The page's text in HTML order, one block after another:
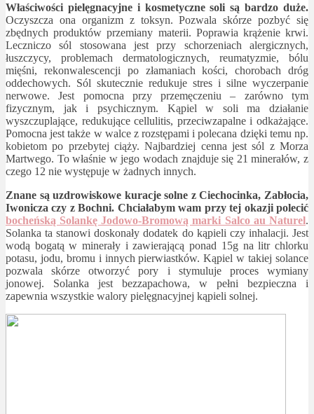
Właściwości pielęgnacyjne i kosmetyczne soli są bardzo duże.
Oczyszcza ona organizm z toksyn. Pozwala skórze pozbyć się
zbędnych produktów przemiany materii. Poprawia krążenie krwi.
Leczniczo sól stosowana jest przy schorzeniach alergicznych,
łuszczycy, problemach dermatologicznych, reumatyzmie, bólu
mięśni, rekonwalescencji po złamaniach kości, chorobach dróg
oddechowych. Sól skutecznie redukuje stres i silne wyczerpanie
nerwowe. Jest pomocna przy przemęczeniu – zarówno tym
fizycznym, jak i psychicznym. Kąpiel w soli ma działanie
wyszczuplające, redukujące cellulitis, przeciwzapalne i odkażające.
Pomocna jest także w walce z rozstępami i polecana dzięki temu np.
kobietom po przebytej ciąży. Najbardziej cenna jest sól z Morza
Martwego. To właśnie w jego wodach znajduje się 21 minerałów, z
czego 12 nie występuje w żadnych innych.
Znane są uzdrowiskowe kuracje solne z Ciechocinka, Zabłocia,
Iwonicza czy z Bochni. Chciałabym wam przy tej okazji polecić
bocheńską Solankę Jodowo-Bromową marki Salco au Naturel.
Solanka ta stanowi doskonały dodatek do kąpieli czy inhalacji. Jest
wodą bogatą w minerały i zawierającą ponad 15g na litr chlorku
potasu, jodu, bromu i innych pierwiastków. Kąpiel w takiej solance
pozwala skórze otworzyć pory i stymuluje proces wymiany
jonowej. Solanka jest bezzapachowa, w pełni bezpieczna i
zapewnia wszystkie walory pielęgnacyjnej kąpieli solnej.